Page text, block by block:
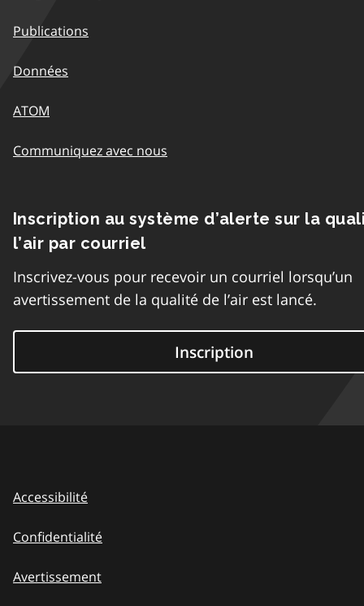
Publications
Données
ATOM
Communiquez avec nous
Inscription au système d’alerte sur la
l’air par courriel
Inscrivez-vous pour recevoir un courriel lorsqu’un
avertissement de la qualité de l’air est lancé.
Inscription
Accessibilité
Confidentialité
Avertissement